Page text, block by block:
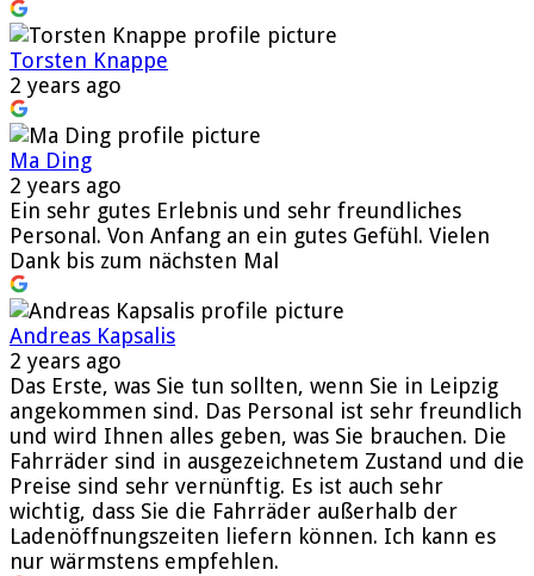
Torsten Knappe
2 years ago
Ma Ding
2 years ago
Ein sehr gutes Erlebnis und sehr freundliches
Personal. Von Anfang an ein gutes Gefühl. Vielen
Dank bis zum nächsten Mal
Andreas Kapsalis
2 years ago
Das Erste, was Sie tun sollten, wenn Sie in Leipzig
angekommen sind. Das Personal ist sehr freundlich
und wird Ihnen alles geben, was Sie brauchen. Die
Fahrräder sind in ausgezeichnetem Zustand und die
Preise sind sehr vernünftig. Es ist auch sehr
wichtig, dass Sie die Fahrräder außerhalb der
Ladenöffnungszeiten liefern können. Ich kann es
nur wärmstens empfehlen.